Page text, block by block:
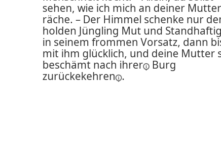
sehen, wie ich mich an deiner Mutter
räche. – Der Himmel schenke nur
holden Jüngling Mut und
in seinem frommen Vorsatz, dann
mit ihm glücklich, und deine Mutter
beschämt nach ihrer
Burg
zurückekehren .